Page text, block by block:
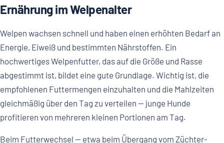
Ernährung im Welpenalter
Welpen wachsen schnell und haben einen erhöhten Bedarf an
Energie, Eiweiß und bestimmten Nährstoffen. Ein
hochwertiges Welpenfutter, das auf die Größe und Rasse
abgestimmt ist, bildet eine gute Grundlage. Wichtig ist, die
empfohlenen Futtermengen einzuhalten und die Mahlzeiten
gleichmäßig über den Tag zu verteilen — junge Hunde
profitieren von mehreren kleinen Portionen am Tag.
Beim Futterwechsel — etwa beim Übergang vom Züchter-